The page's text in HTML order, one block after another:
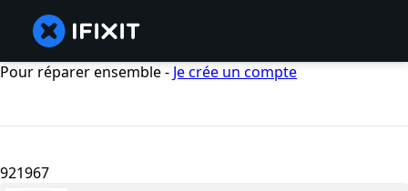
Pour réparer ensemble - Je crée un compte
921967